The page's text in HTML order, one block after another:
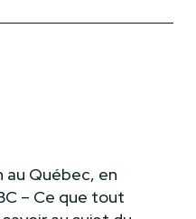
au Québec, en
– Ce que tout